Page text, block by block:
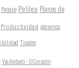
Patate Pelileo Planes de
Productividad páramos
Tisaleo
Vía Ambato - El Corazón